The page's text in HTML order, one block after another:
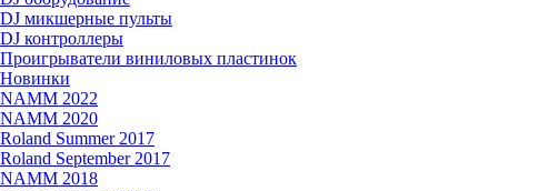
DJ микшерные пульты
DJ контроллеры
Проигрыватели виниловых пластинок
Новинки
NAMM 2022
NAMM 2020
Roland Summer 2017
Roland September 2017
NAMM 2018